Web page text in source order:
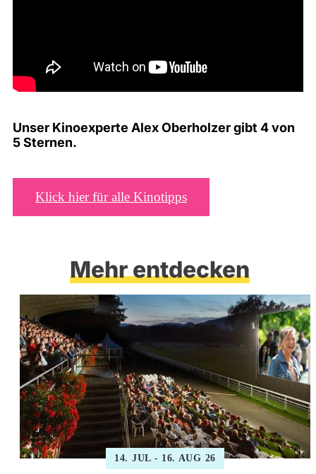
Unser Kinoexperte Alex Oberholzer gibt 4 von
5 Sternen.
Klick hier für alle Kinotipps
Mehr entdecken
14. JUL - 16. AUG 26